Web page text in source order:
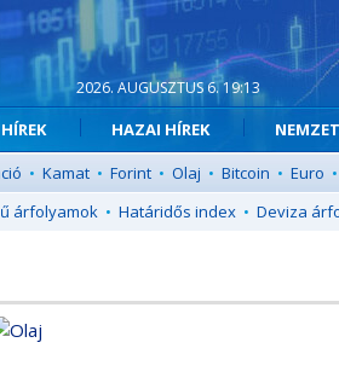
2026. AUGUSZTUS 6. 19:13
HAZAI HÍREK
• Kamat • Forint • Olaj • Bitcoin • Euro •
árfolyamok • Határidős index • Deviza